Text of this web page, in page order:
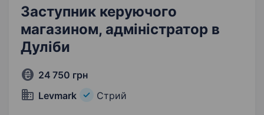
Заступник керуючого
магазином, адміністратор в
Дуліби
24 750 грн
Levmark
Стрий